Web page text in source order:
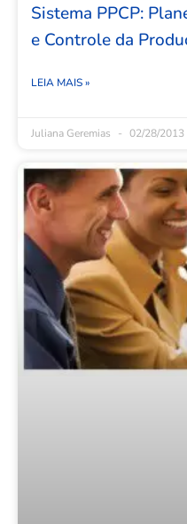
Sistema PPCP:
e Controle da
LEIA MAIS »
Juliana Geremias 02/28/2013